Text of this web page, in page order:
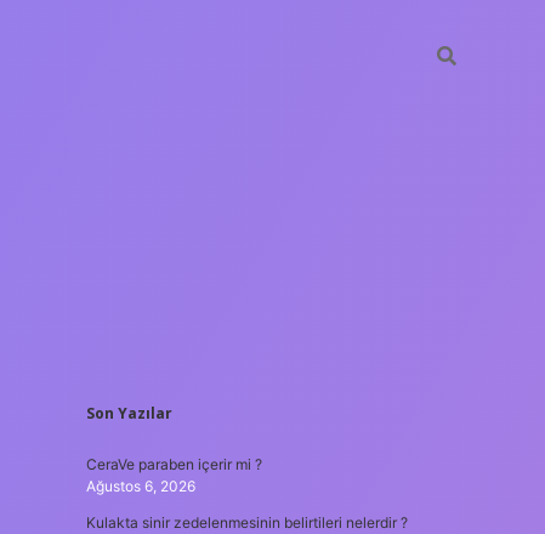
SIDEBAR
Son Yazılar
CeraVe paraben içerir mi ?
Ağustos 6, 2026
Kulakta sinir zedelenmesinin belirtileri nelerdir ?